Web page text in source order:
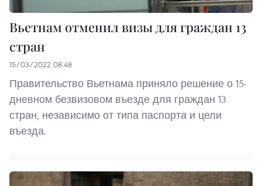
Вьетнам отменил визы для граждан 13
стран
15/03/2022 08:48
Правительство Вьетнама приняло решение о 15-
дневном безвизовом въезде для граждан 13
стран, независимо от типа паспорта и цели
въезда.